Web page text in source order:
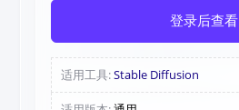
登录后查看
适用工具:Stable Diffusion